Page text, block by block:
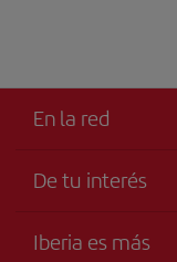
En la red
De tu interés
Accesibilidad
Iberia es más